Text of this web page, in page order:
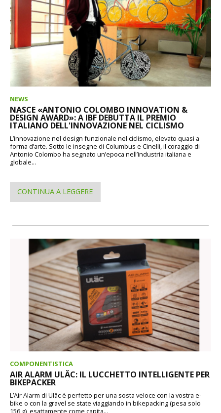
NEWS
NASCE «ANTONIO COLOMBO INNOVATION &
DESIGN AWARD»: A IBF DEBUTTA IL PREMIO
ITALIANO DELL'INNOVAZIONE NEL CICLISMO
L’innovazione nel design funzionale nel ciclismo, elevato quasi a
forma d’arte. Sotto le insegne di Columbus e Cinelli, il coraggio di
Antonio Colombo ha segnato un’epoca nell’industria italiana e
globale...
CONTINUA A LEGGERE
COMPONENTISTICA
AIR ALARM ULÄC: IL LUCCHETTO INTELLIGENTE PER
BIKEPACKER
L’Air Alarm di Uläc è perfetto per una sosta veloce con la vostra e-
bike o con la gravel se state viaggiando in bikepacking (pesa solo
156 g), esattamente come capita...